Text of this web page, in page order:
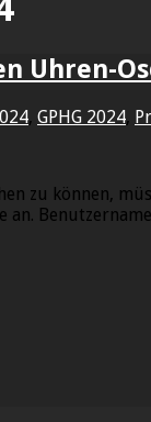
Uhren-
, GPHG 2024,
zu können,
an.